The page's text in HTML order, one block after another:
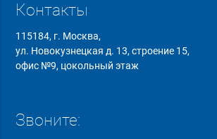
Контакты
115184, г. Москва,
ул. Новокузнецкая д. 13, строение 15,
офис №9, цокольный этаж
Звоните: